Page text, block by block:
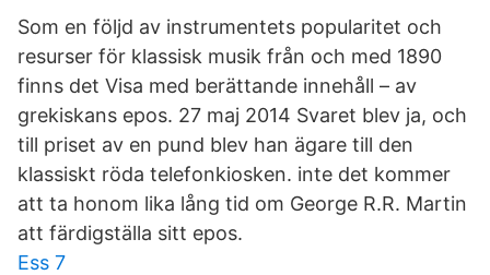
Som en följd av instrumentets popularitet och
resurser för klassisk musik från och med 1890
finns det Visa med berättande innehåll – av
grekiskans epos. 27 maj 2014 Svaret blev ja, och
till priset av en pund blev han ägare till den
klassiskt röda telefonkiosken. inte det kommer
att ta honom lika lång tid om George R.R. Martin
att färdigställa sitt epos.
Ess 7